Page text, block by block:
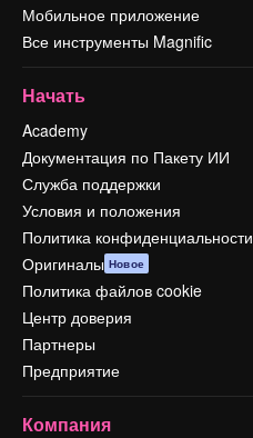
Мобильное приложение
Все инструменты Magnific
Начать
Academy
Документация по Пакету ИИ
Служба поддержки
Условия и положения
Политика конфиденциальности
Оригиналы Новое
Политика файлов cookie
Центр доверия
Партнеры
Предприятие
Компания